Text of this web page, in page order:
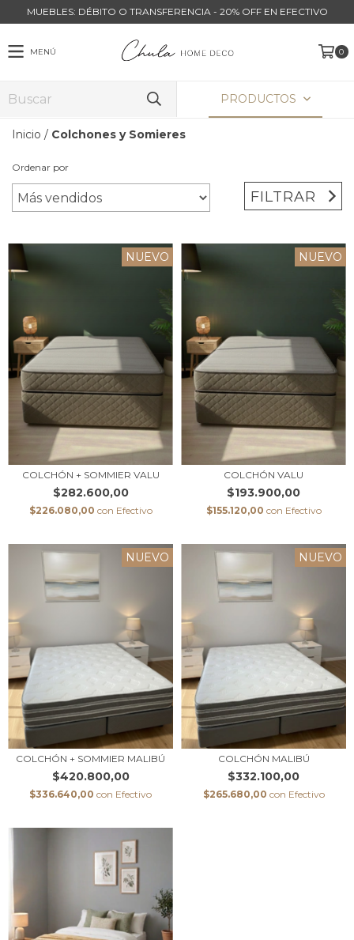
MUEBLES: DÉBITO O TRANSFERENCIA - 20% OFF EN EFECTIVO
MENÚ 0
PRODUCTOS
Inicio / Colchones y Somieres
Ordenar por
FILTRAR
NUEVO
COLCHÓN + SOMMIER VALU
$282.600,00
$226.080,00 con Efectivo
NUEVO
COLCHÓN VALU
$193.900,00
$155.120,00 con Efectivo
NUEVO
COLCHÓN + SOMMIER MALIBÚ
$420.800,00
$336.640,00 con Efectivo
NUEVO
COLCHÓN MALIBÚ
$332.100,00
$265.680,00 con Efectivo